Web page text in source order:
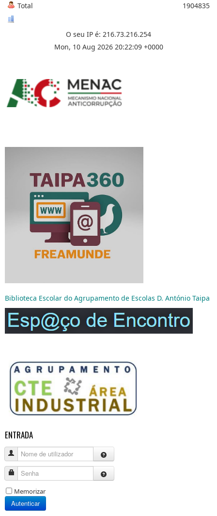
Total
1904835
O seu IP é: 216.73.216.254
Mon, 10 Aug 2026 20:22:09 +0000
Biblioteca Escolar do Agrupamento de Escolas D. António Taipa
ENTRADA
Nome de utilizador
Senha
Memorizar
Autenticar